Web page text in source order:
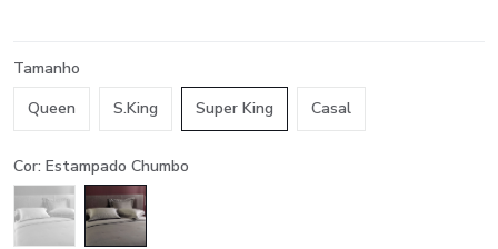
Tamanho
Queen
S.King Super King Casal
Cor: Estampado Chumbo